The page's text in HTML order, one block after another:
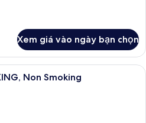
Xem giá vào ngày bạn chọn
Bộ đồ giường cao cấp, chăn bông,
Non Smoking